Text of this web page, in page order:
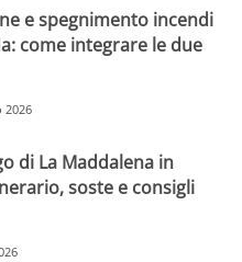
e spegnimento incendi
come integrare le due
2026
di La Maddalena in
soste e consigli